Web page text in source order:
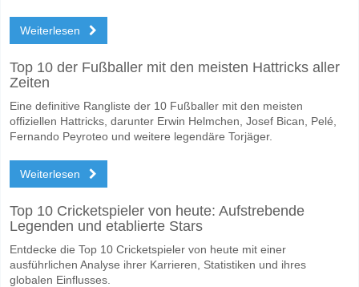
Weiterlesen
Top 10 der Fußballer mit den meisten Hattricks aller
Zeiten
Eine definitive Rangliste der 10 Fußballer mit den meisten
offiziellen Hattricks, darunter Erwin Helmchen, Josef Bican, Pelé,
Fernando Peyroteo und weitere legendäre Torjäger.
Weiterlesen
Top 10 Cricketspieler von heute: Aufstrebende
Legenden und etablierte Stars
Entdecke die Top 10 Cricketspieler von heute mit einer
ausführlichen Analyse ihrer Karrieren, Statistiken und ihres
globalen Einflusses.